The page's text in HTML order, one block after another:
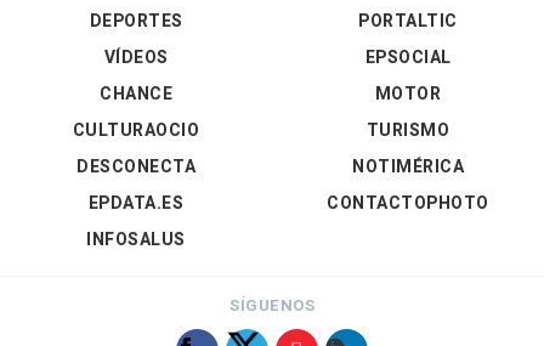
DEPORTES
VÍDEOS
PORTALTIC
EPSOCIAL
CHANCE
CULTURAOCIO
DESCONECTA
EPDATA.ES
INFOSALUS
MOTOR
TURISMO
NOTIMÉRICA
CONTACTOPHOTO
SÍGUENOS